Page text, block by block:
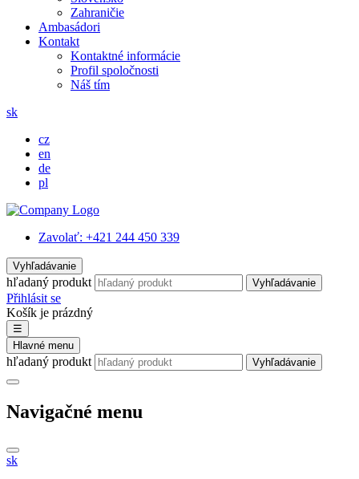
Zahraničie
Ambasádori
Kontakt
Kontaktné informácie
Profil spoločnosti
Náš tím
sk
cz
en
de
pl
Zavolať: +421 244 450 339
Vyhľadávanie
hľadaný produkt Vyhľadávanie
Přihlásit se
Košík je prázdný
☰
Hlavné menu
hľadaný produkt Vyhľadávanie
Navigačné menu
sk